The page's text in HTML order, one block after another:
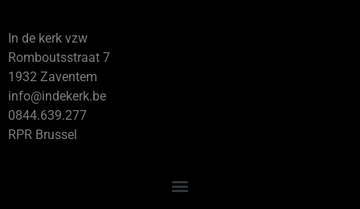
In de kerk vzw
Romboutsstraat 7
1932 Zaventem
info@indekerk.be
0844.639.277
RPR Brussel